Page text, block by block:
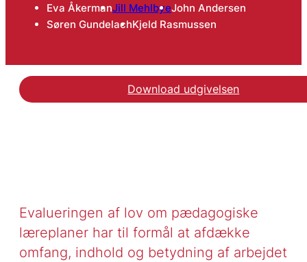
Eva ÅkermanJill MehlbyeJohn Andersen
Søren GundelachKjeld Rasmussen
Download udgivelsen
Evalueringen af lov om pædagogiske
læreplaner har til formål at afdække
omfang, indhold og betydning af arbejdet